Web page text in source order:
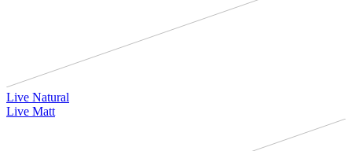
Live Natural
Live Matt